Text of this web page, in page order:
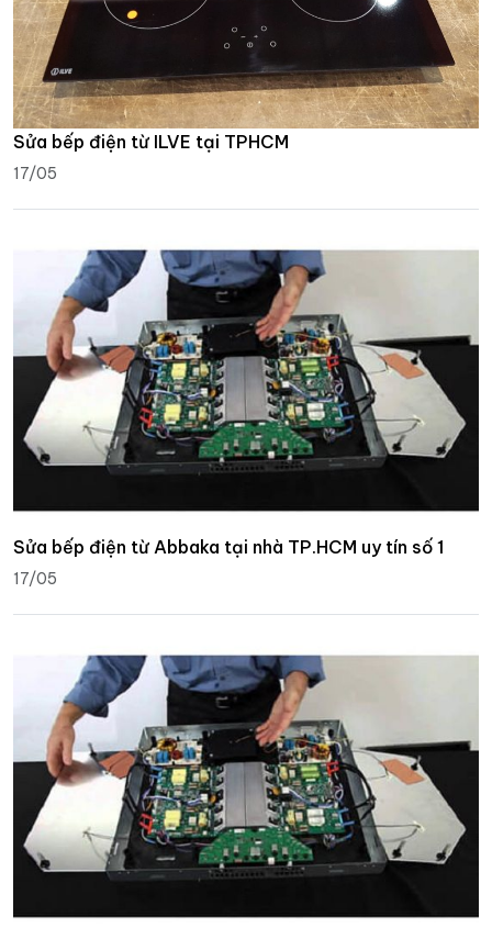
Sửa bếp điện từ ILVE tại TPHCM
17/05
Sửa bếp điện từ Abbaka tại nhà TP.HCM uy tín số 1
17/05